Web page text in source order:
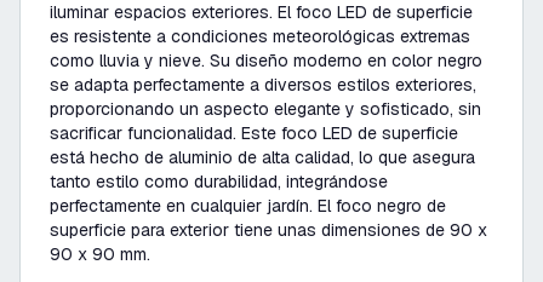
iluminar espacios exteriores. El foco LED de superficie
es resistente a condiciones meteorológicas extremas
como lluvia y nieve. Su diseño moderno en color negro
se adapta perfectamente a diversos estilos exteriores,
proporcionando un aspecto elegante y sofisticado, sin
sacrificar funcionalidad. Este foco LED de superficie
está hecho de aluminio de alta calidad, lo que asegura
tanto estilo como durabilidad, integrándose
perfectamente en cualquier jardín. El foco negro de
superficie para exterior tiene unas dimensiones de 90 x
90 x 90 mm.